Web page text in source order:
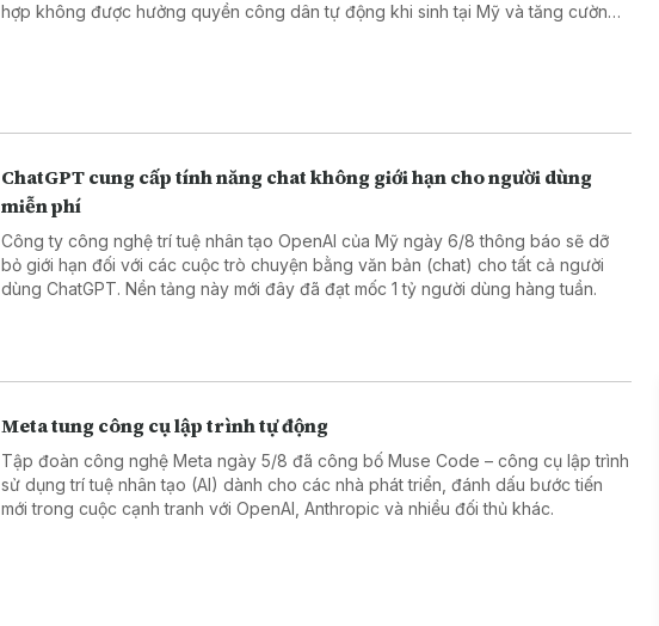
hợp không được hưởng quyền công dân tự động khi sinh tại Mỹ và tăng cường
ChatGPT cung cấp tính năng chat không giới hạn cho người dùng
miễn phí
Công ty công nghệ trí tuệ nhân tạo OpenAI của Mỹ ngày 6/8 thông báo sẽ dỡ
bỏ giới hạn đối với các cuộc trò chuyện bằng văn bản (chat) cho tất cả người
dùng ChatGPT. Nền tảng này mới đây đã đạt mốc 1 tỷ người dùng hàng tuần.
Meta tung công cụ lập trình tự động
Tập đoàn công nghệ Meta ngày 5/8 đã công bố Muse Code – công cụ lập trình
sử dụng trí tuệ nhân tạo (AI) dành cho các nhà phát triển, đánh dấu bước tiến
mới trong cuộc cạnh tranh với OpenAI, Anthropic và nhiều đối thủ khác.